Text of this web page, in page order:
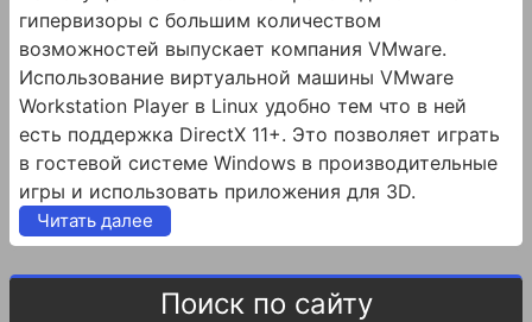
гипервизоры c большим количеством
возможностей выпускает компания VMware.
Использование виртуальной машины VMware
Workstation Player в Linux удобно тем что в ней
есть поддержка DirectX 11+. Это позволяет играть
в гостевой системе Windows в производительные
игры и использовать приложения для 3D.
Читать далее
Поиск по сайту